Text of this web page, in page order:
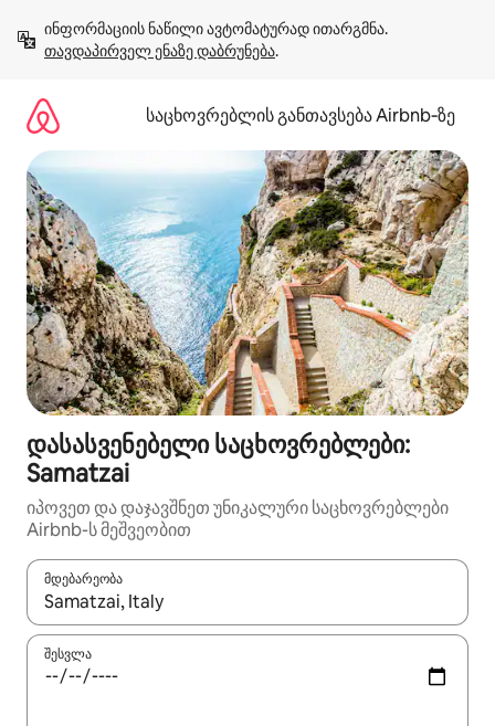
გადასვლა
თავდაპირველ ენაზე დაბრუნება.
საცხოვრებლის განთავსება Airbnb‑ზე
დასასვენებელი საცხოვრებლები:
Samatzai
იპოვეთ და დაჯავშნეთ უნიკალური საცხოვრებლები
Airbnb-ს მეშვეობით
მდებარეობა
როცა შედეგები ხელმისაწვდომი გახდება, ნავიგაციისთვის
შესვლა